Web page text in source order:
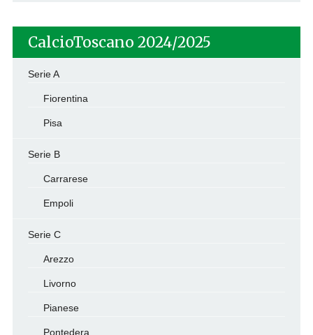
CalcioToscano 2024/2025
Serie A
Fiorentina
Pisa
Serie B
Carrarese
Empoli
Serie C
Arezzo
Livorno
Pianese
Pontedera